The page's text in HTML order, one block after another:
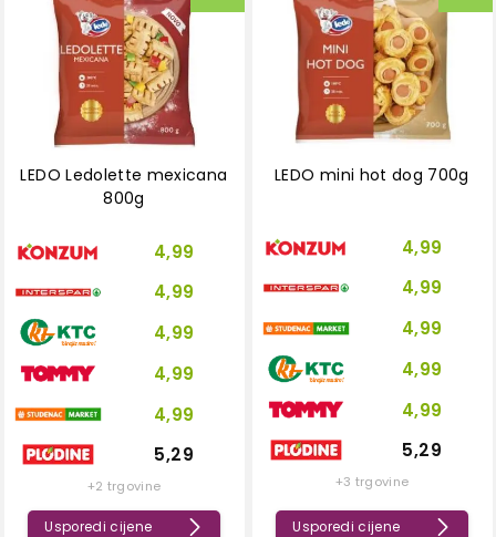
LEDO Ledolette mexicana
800g
4,99
4,99
4,99
4,99
4,99
5,29
+2 trgovine
Usporedi cijene
LEDO mini hot dog 700g
4,99
4,99
4,99
4,99
4,99
5,29
+3 trgovine
Usporedi cijene